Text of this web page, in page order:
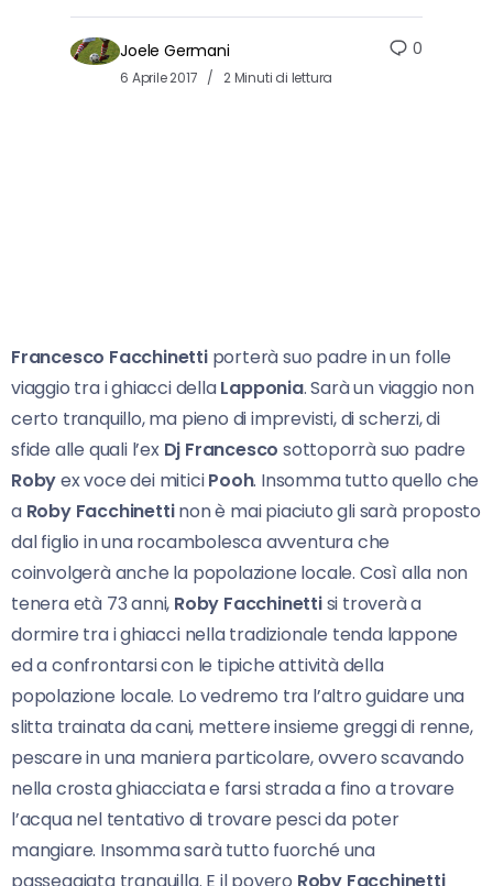
Joele Germani
6 Aprile 2017 2 Minuti di lettura
0
Francesco Facchinettiporterà suo padre in un folle
viaggio tra i ghiacci dellaLapponia. Sarà un viaggio non
certo tranquillo, ma pieno di imprevisti, di scherzi, di
sfide alle quali l’ex Dj Francesco sottoporrà suo padre
Robyex voce dei miticiPooh. Insomma tutto quello che
a Roby Facchinettinon è mai piaciuto gli sarà proposto
dal figlio in una rocambolesca avventura che
coinvolgerà anche la popolazione locale. Così alla non
tenera età 73 anni, Roby Facchinettisi troverà a
dormire tra i ghiacci nella tradizionale tenda lappone
ed a confrontarsi con le tipiche attività della
popolazione locale. Lo vedremo tra l’altro guidare una
slitta trainata da cani, mettere insieme greggi di renne,
pescare in una maniera particolare, ovvero scavando
nella crosta ghiacciata e farsi strada a fino a trovare
l’acqua nel tentativo di trovare pesci da poter
mangiare. Insomma sarà tutto fuorché una
passeggiata tranquilla. E il povero Roby Facchinetti